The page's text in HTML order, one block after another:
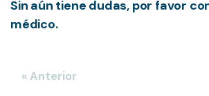
Sin aún tiene dudas, por favor
médico.
« Anterior